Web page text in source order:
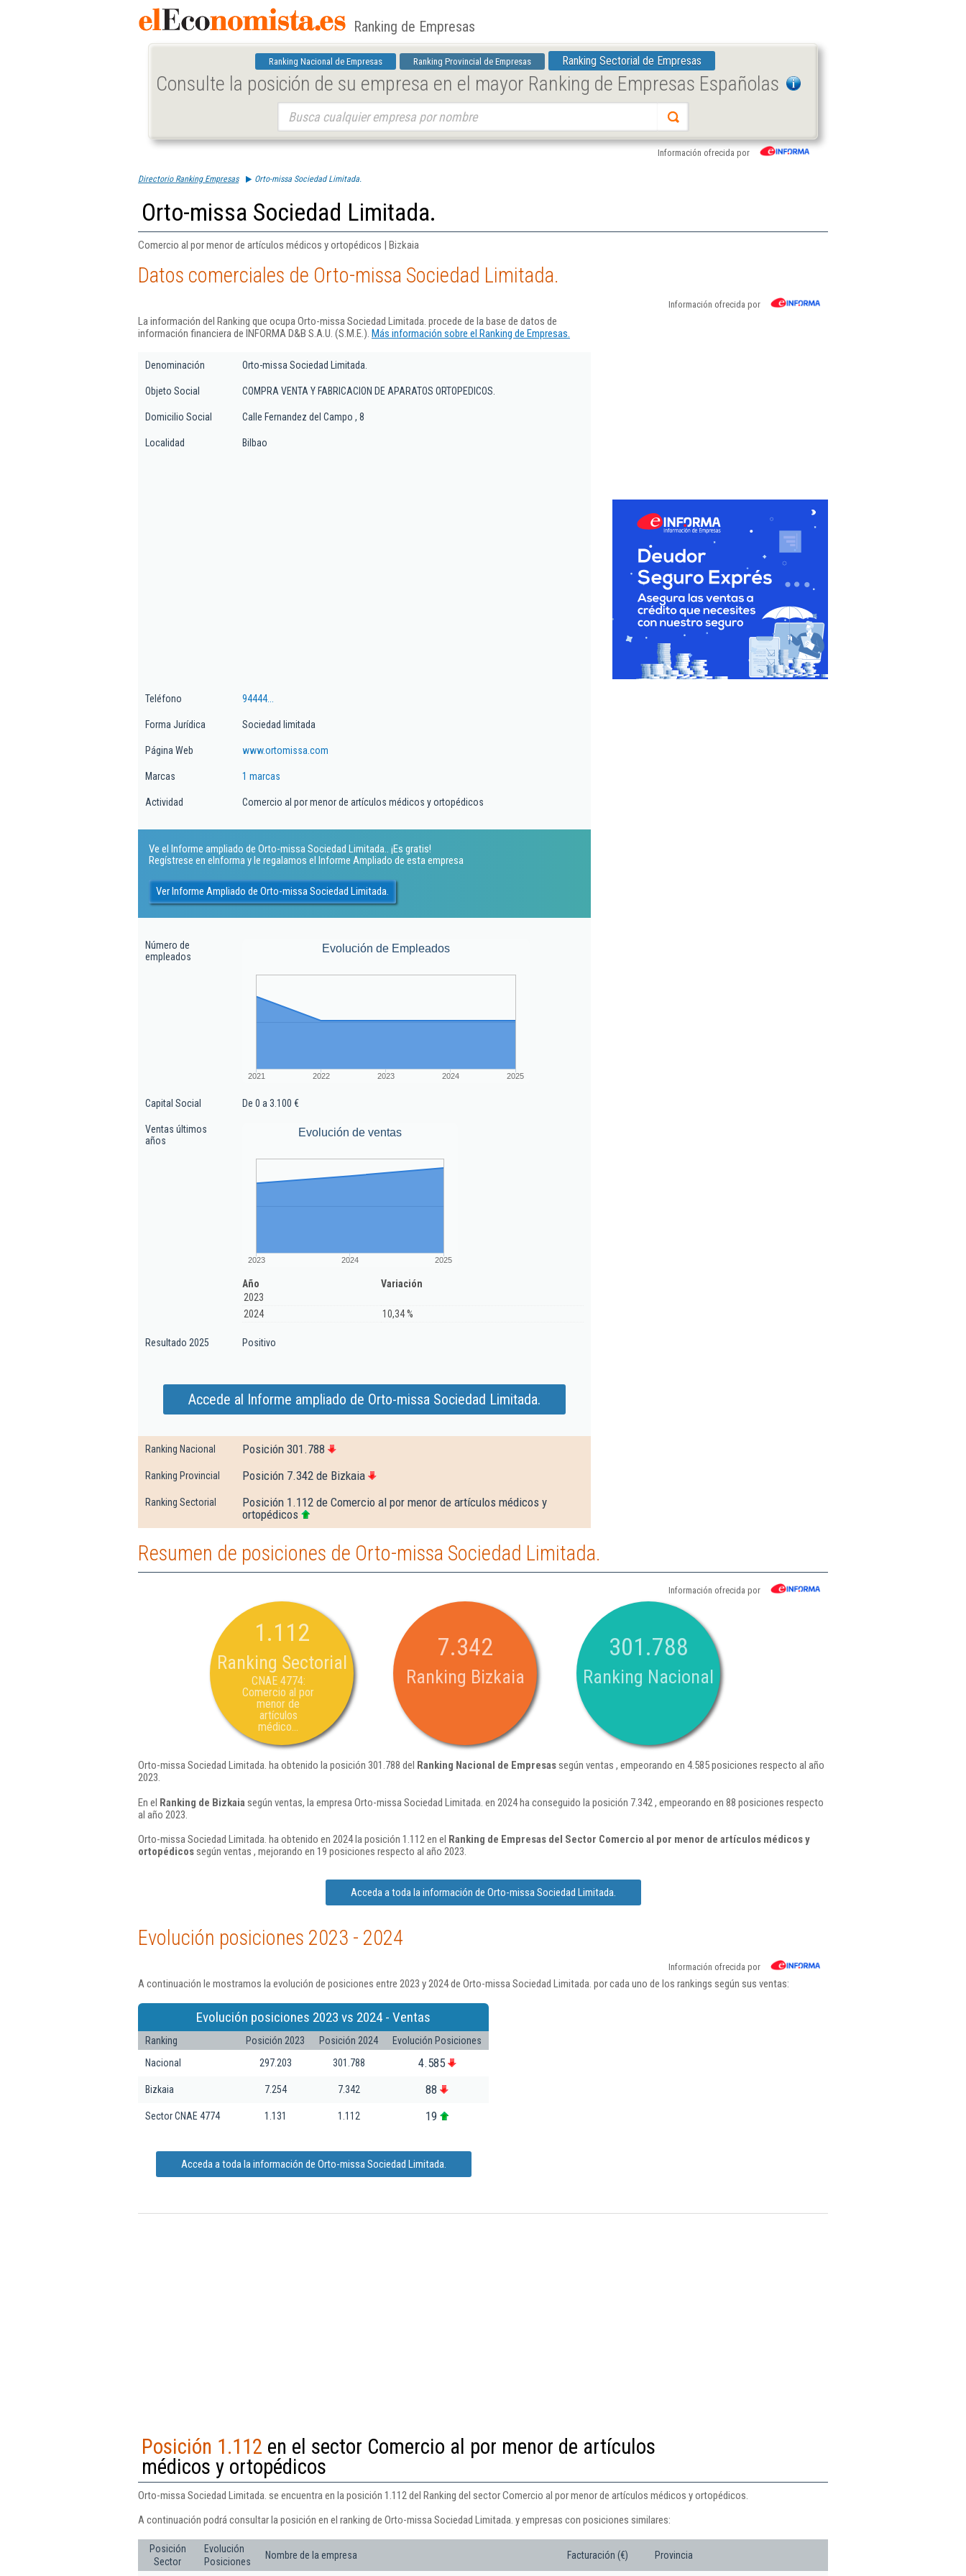
Ranking de Empresas
Ranking Nacional de Empresas Ranking Provincial de Empresas Ranking Sectorial de Empresas
Consulte la posición de su empresa en el mayor Ranking de Empresas Españolas
Información ofrecida por
Directorio Ranking Empresas Orto-missa Sociedad Limitada.
Orto-missa Sociedad Limitada.
Comercio al por menor de artículos médicos y ortopédicos | Bizkaia
Datos comerciales de Orto-missa Sociedad Limitada.
Información ofrecida por
La información del Ranking que ocupa Orto-missa Sociedad Limitada. procede de la base de datos de
información financiera de INFORMA D&B S.A.U. (S.M.E.). Más información sobre el Ranking de Empresas.
Denominación Orto-missa Sociedad Limitada.
Objeto Social COMPRA VENTA Y FABRICACION DE APARATOS ORTOPEDICOS.
Domicilio Social Calle Fernandez del Campo , 8
Localidad Bilbao
Teléfono 94444...
Forma Jurídica Sociedad limitada
Página Web www.ortomissa.com
Marcas 1 marcas
Actividad Comercio al por menor de artículos médicos y ortopédicos
Ve el Informe ampliado de Orto-missa Sociedad Limitada.. ¡Es gratis!
Regístrese en eInforma y le regalamos el Informe Ampliado de esta empresa
Ver Informe Ampliado de Orto-missa Sociedad Limitada.
Número de
empleados
Evolución de Empleados
2021 2022 2023 2024 2025
Capital Social De 0 a 3.100 €
Ventas últimos
años
Evolución de ventas
2023 2024 2025
Año
Variación
2023
2024
10,34 %
Resultado 2025 Positivo
Accede al Informe ampliado de Orto-missa Sociedad Limitada.
Ranking Nacional Posición 301.788
Ranking Provincial Posición 7.342 de Bizkaia
Ranking Sectorial
Posición 1.112 de Comercio al por menor de artículos médicos y
ortopédicos
Resumen de posiciones de Orto-missa Sociedad Limitada.
Información ofrecida por
1.112
Ranking Sectorial
CNAE 4774:
Comercio al por
menor de
artículos
médico...
7.342
Ranking Bizkaia
301.788
Ranking Nacional
Orto-missa Sociedad Limitada. ha obtenido la posición 301.788 del Ranking Nacional de Empresassegún ventas , empeorando en 4.585 posiciones respecto al año
2023.
En el Ranking de Bizkaia según ventas, la empresa Orto-missa Sociedad Limitada. en 2024 ha conseguido la posición 7.342 , empeorando en 88 posiciones respecto
al año 2023.
Orto-missa Sociedad Limitada. ha obtenido en 2024 la posición 1.112 en el Ranking de Empresas del Sector Comercio al por menor de artículos médicos y
ortopédicossegún ventas , mejorando en 19 posiciones respecto al año 2023.
Acceda a toda la información de Orto-missa Sociedad Limitada.
Evolución posiciones 2023 - 2024
Información ofrecida por
A continuación le mostramos la evolución de posiciones entre 2023 y 2024 de Orto-missa Sociedad Limitada. por cada uno de los rankings según sus ventas:
Evolución posiciones 2023 vs 2024 - Ventas
Ranking Posición 2023 Posición 2024
Evolución Posiciones
Nacional
297.203 301.788 4.585
Bizkaia 7.254 7.342 88
Sector CNAE 4774 1.131 1.112 19
Acceda a toda la información de Orto-missa Sociedad Limitada.
Posición 1.112 en el sector Comercio al por menor de artículos
médicos y ortopédicos
Orto-missa Sociedad Limitada. se encuentra en la posición 1.112 del Ranking del sector Comercio al por menor de artículos médicos y ortopédicos.
A continuación podrá consultar la posición en el ranking de Orto-missa Sociedad Limitada. y empresas con posiciones similares:
Posición
Sector
Evolución
Posiciones
Nombre de la empresa Facturación (€) Provincia